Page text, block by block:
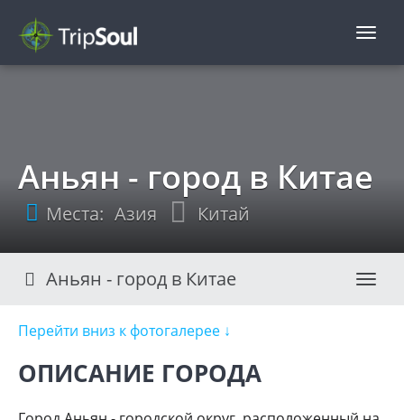
TripSoul!
Аньян - город в Китае
Места: Азия Китай
Аньян - город в Китае
Перейти вниз к фотогалерее ↓
ОПИСАНИЕ ГОРОДА